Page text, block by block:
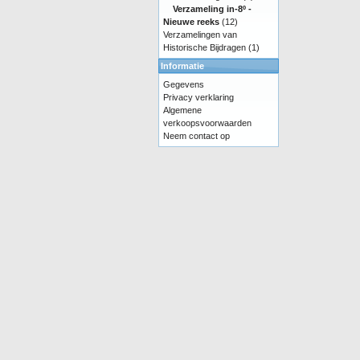
Verzameling in-8º -
Nieuwe reeks (12)
Verzamelingen van
Historische Bijdragen (1)
Informatie
Gegevens
Privacy verklaring
Algemene
verkoopsvoorwaarden
Neem contact op